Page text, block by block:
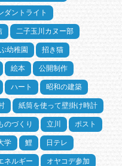
ダントライト
二子玉川カヌー部
幼稚園 招き猫
絵本 公開制作
ハート 昭和の建築
紙筒を使って壁掛け時計
のづくり 立川 ポスト
学 鯉 日テレ
ネルギー オヤコデ参加